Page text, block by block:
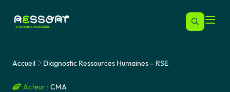
Accueil Diagnostic Ressources Humaines – RSE
Acteur : CMA